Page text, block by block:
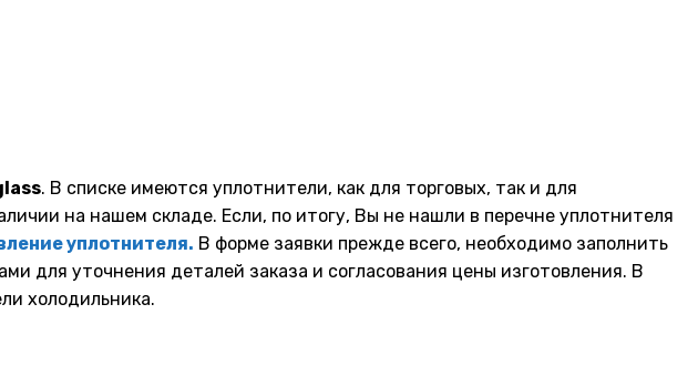
. В списке имеются уплотнители, как для торговых, так и для
на нашем складе. Если, по итогу, Вы не нашли в перечне уплотнителя
уплотнителя. В форме заявки прежде всего, необходимо заполнить
для уточнения деталей заказа и согласования цены изготовления. В
холодильника.